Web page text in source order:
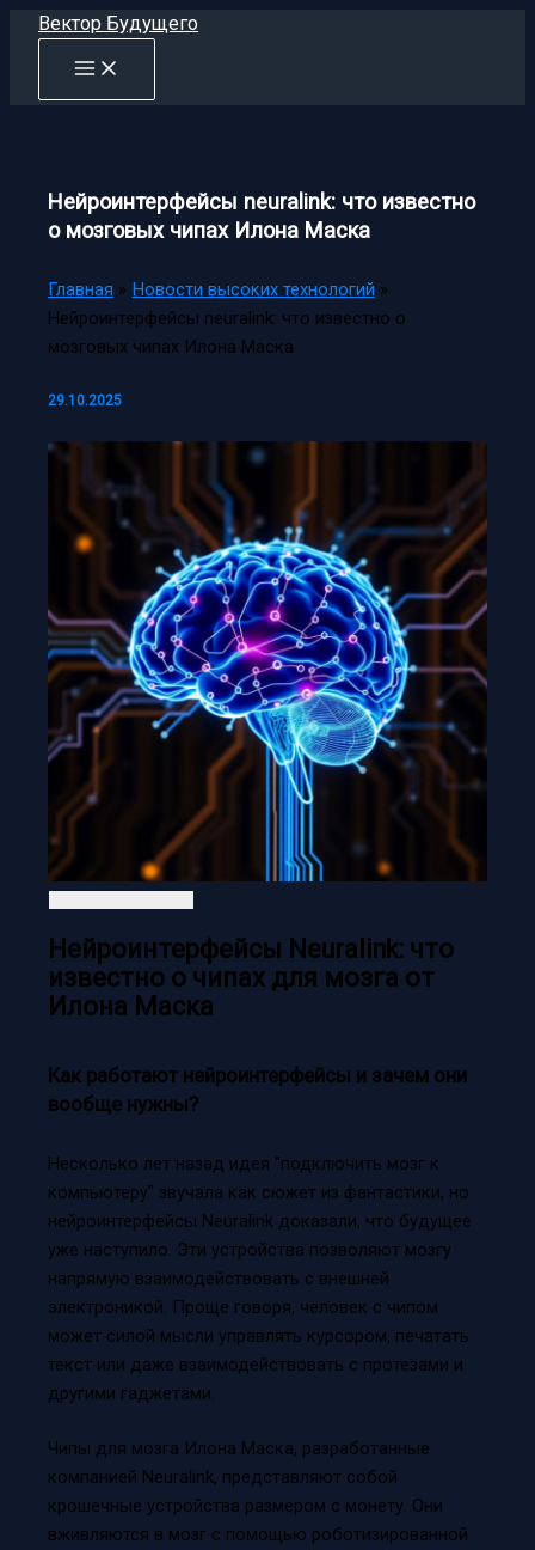
Перейти
содержимому
Вектор Будущего
Нейроинтерфейсы neuralink: что известно
о мозговых чипах Илона Маска
Главная
Новости высоких технологий
Нейроинтерфейсы neuralink: что известно о
мозговых чипах Илона Маска
29.10.2025
Нейроинтерфейсы Neuralink: что
известно о чипах для мозга от
Илона Маска
Как работают нейроинтерфейсы и зачем они
вообще нужны?
Несколько лет назад идея "подключить мозг к
компьютеру" звучала как сюжет из фантастики, но
нейроинтерфейсы Neuralink доказали, что будущее
уже наступило. Эти устройства позволяют мозгу
напрямую взаимодействовать с внешней
электроникой. Проще говоря, человек с чипом
может силой мысли управлять курсором, печатать
текст или даже взаимодействовать с протезами и
другими гаджетами.
Чипы для мозга Илона Маска, разработанные
компанией Neuralink, представляют собой
крошечные устройства размером с монету. Они
вживляются в мозг с помощью роботизированной